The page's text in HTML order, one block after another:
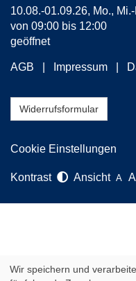
10.08.-01.09.26, Mo., Mi.-
von 09:00 bis 12:00
geöffnet
AGB Impressum
Widerrufsformular
Cookie Einstellungen
Kontrast Ansicht A A
Wir speichern und